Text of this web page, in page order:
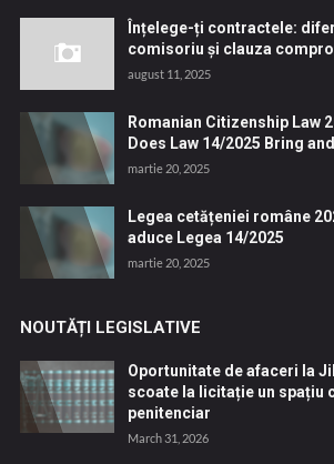
Înțelege-ți contractele:
comisoriu și clauza
august 11, 2025
Romanian Citizenship Law
Does Law 14/2025 Bring
martie 20, 2025
Legea cetățeniei române
aduce Legea 14/2025
martie 20, 2025
NOUTĂȚI LEGISLATIVE
Oportunitate de afaceri la
scoate la licitație un spațiu
penitenciar
March 31, 2026